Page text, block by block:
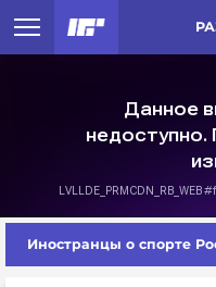
Иностранцы о спорте